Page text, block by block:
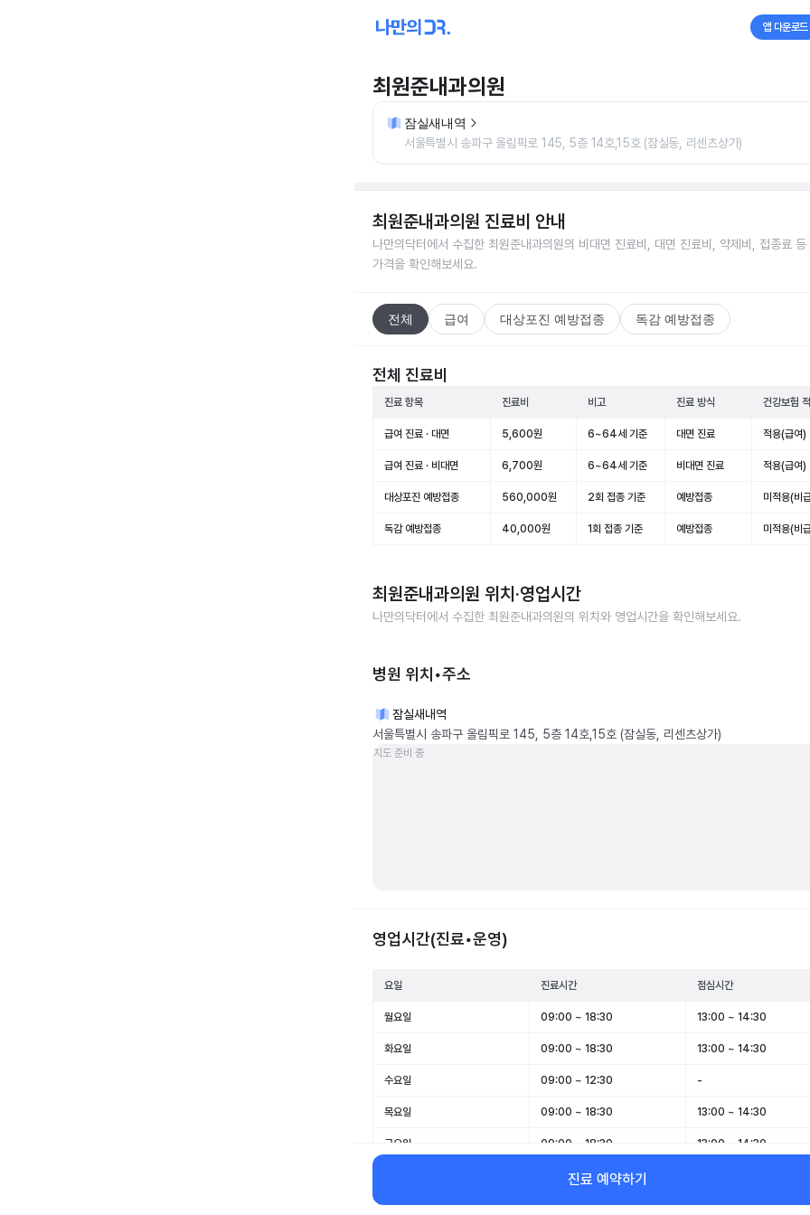
앱 다운로드
최원준내과의원
잠실새내역
서울특별시 송파구 올림픽로 145, 5층 14호,15호 (잠실동, 리센츠상가)
최원준내과의원 진료비 안내
나만의닥터에서 수집한 최원준내과의원의 비대면 진료비, 대면 진료비, 약제비, 접종료 등
가격을 확인해보세요.
전체 급여 대상포진 예방접종 독감 예방접종
전체 진료비
진료 항목 진료비 비고 진료 방식 건강보험
급여 진료 · 대면 5,600원 6~64세 기준 대면 진료 적용(급여)
급여 진료 · 비대면 6,700원 6~64세 기준 비대면 진료 적용(급여)
대상포진 예방접종 560,000원 2회 접종 기준 예방접종 미적용(비
독감 예방접종 40,000원 1회 접종 기준 예방접종 미적용(비
최원준내과의원 위치·영업시간
나만의닥터에서 수집한 최원준내과의원의 위치와 영업시간을 확인해보세요.
병원 위치•주소
잠실새내역
서울특별시 송파구 올림픽로 145, 5층 14호,15호 (잠실동, 리센츠상가)
지도 준비 중
영업시간(진료•운영)
요일 진료시간 점심시간
월요일 09:00 ~ 18:30 13:00 ~ 14:30
화요일 09:00 ~ 18:30 13:00 ~ 14:30
수요일 09:00 ~ 12:30 -
목요일 09:00 ~ 18:30 13:00 ~ 14:30
금요일 09:00 ~ 18:30 13:00 ~ 14:30
08:00 ~ 12:30
일요일 휴무 -
진료 예약하기